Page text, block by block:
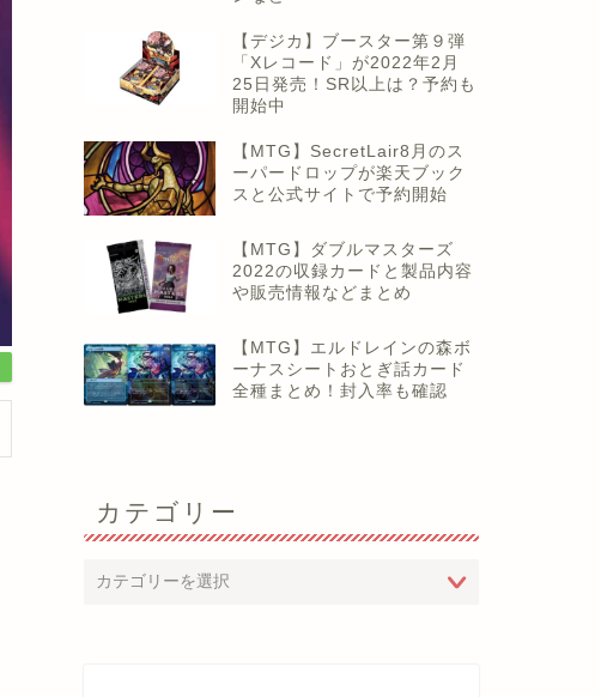
【デジカ】ブースター第９弾
「Xレコード」が2022年2月
25日発売！SR以上は？予約も
開始中
【MTG】SecretLair8月のス
ーパードロップが楽天ブック
スと公式サイトで予約開始
【MTG】ダブルマスターズ
2022の収録カードと製品内容
や販売情報などまとめ
【MTG】エルドレインの森ボ
ーナスシートおとぎ話カード
全種まとめ！封入率も確認
カテゴリー